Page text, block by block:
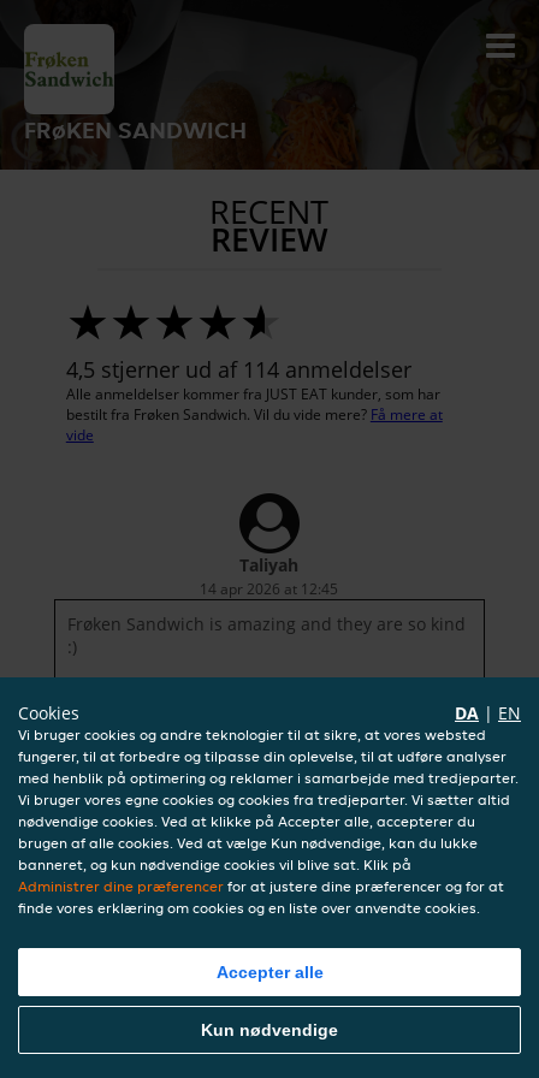
FRøKEN SANDWICH
RECENT
REVIEW
4,5 stjerner ud af 114 anmeldelser
Alle anmeldelser kommer fra JUST EAT kunder, som har
bestilt fra Frøken Sandwich. Vil du vide mere? Få mere at
vide
Taliyah
14 apr 2026 at 12:45
Frøken Sandwich is amazing and they are so kind
:)
Cookies DA | EN
Vi bruger cookies og andre teknologier til at sikre, at vores websted
fungerer, til at forbedre og tilpasse din oplevelse, til at udføre analyser
med henblik på optimering og reklamer i samarbejde med tredjeparter.
Vi bruger vores egne cookies og cookies fra tredjeparter. Vi sætter altid
nødvendige cookies. Ved at klikke på Accepter alle, accepterer du
brugen af alle cookies. Ved at vælge Kun nødvendige, kan du lukke
banneret, og kun nødvendige cookies vil blive sat. Klik på
Administrer dine præferencer for at justere dine præferencer og for at
finde vores erklæring om cookies og en liste over anvendte cookies.
Accepter alle
Kun nødvendige